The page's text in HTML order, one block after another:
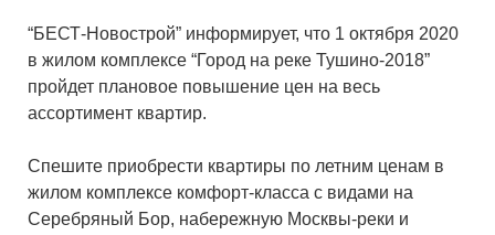
“БЕСТ-Новострой” информирует, что 1 октября 2020
в жилом комплексе “Город на реке Тушино-2018”
пройдет плановое повышение цен на весь
ассортимент квартир.
Спешите приобрести квартиры по летним ценам в
жилом комплексе комфорт-класса с видами на
Серебряный Бор, набережную Москвы-реки и